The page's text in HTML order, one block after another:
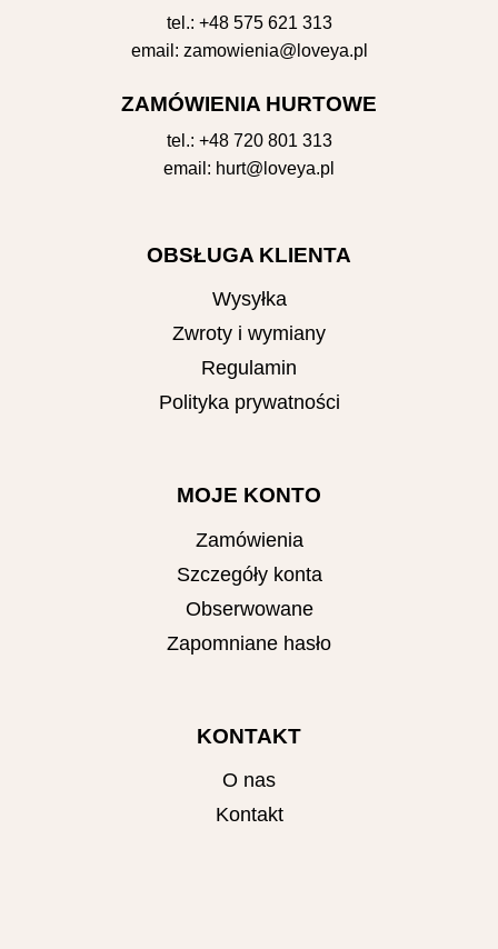
tel.: +48 575 621 313
email: zamowienia@loveya.pl
ZAMÓWIENIA HURTOWE
tel.: +48 720 801 313
email: hurt@loveya.pl
OBSŁUGA KLIENTA
Wysyłka
Zwroty i wymiany
Regulamin
Polityka prywatności
MOJE KONTO
Zamówienia
Szczegóły konta
Obserwowane
Zapomniane hasło
KONTAKT
O nas
Kontakt